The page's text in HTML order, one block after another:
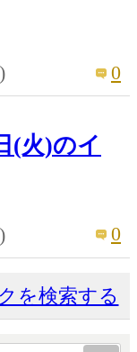
0
(火)のイ
0
を検索する